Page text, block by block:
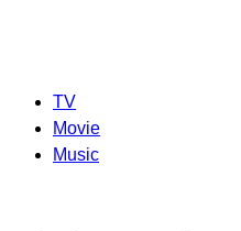
TV
Movie
Music